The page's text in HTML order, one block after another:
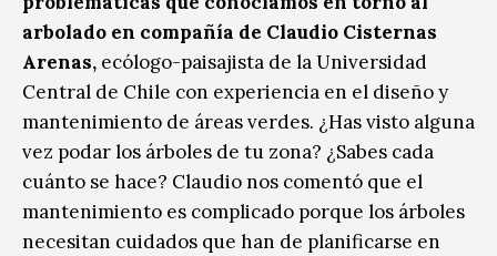
arbolado en compañía de Claudio Cisternas
Arenas, ecólogo-paisajista de la Universidad
Central de Chile con experiencia en el diseño y
mantenimiento de áreas verdes. ¿Has visto alguna
vez podar los árboles de tu zona? ¿Sabes cada
cuánto se hace? Claudio nos comentó que el
mantenimiento es complicado porque los árboles
necesitan cuidados que han de planificarse en